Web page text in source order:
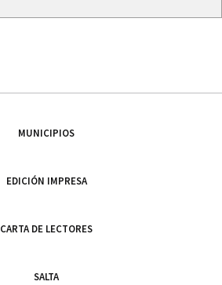
MUNICIPIOS
EDICIÓN IMPRESA
CARTA DE LECTORES
SALTA